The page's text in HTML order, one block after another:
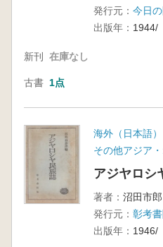
発行元： 今日
出版年： 1944/
新刊 在庫なし
古書 1点
海外（日本語）
その他アジア
アジヤロシ
著者： 沼田市郎
発行元： 彰考
出版年： 1946/